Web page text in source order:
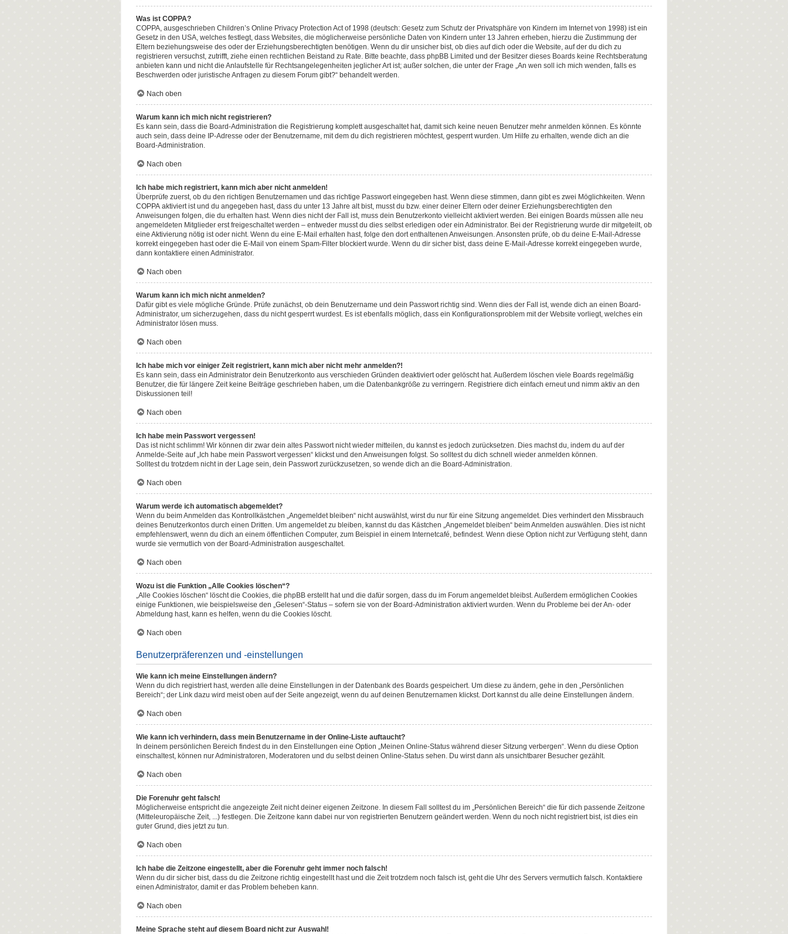
Was ist COPPA?
COPPA, ausgeschrieben Children’s Online Privacy Protection Act of 1998 (deutsch: Gesetz zum Schutz der Privatsphäre von Kindern im Internet von 1998) ist ein
Gesetz in den USA, welches festlegt, dass Websites, die möglicherweise persönliche Daten von Kindern unter 13 Jahren erheben, hierzu die Zustimmung der
Eltern beziehungsweise des oder der Erziehungsberechtigten benötigen. Wenn du dir unsicher bist, ob dies auf dich oder die Website, auf der du dich zu
registrieren versuchst, zutrifft, ziehe einen rechtlichen Beistand zu Rate. Bitte beachte, dass phpBB Limited und der Besitzer dieses Boards keine Rechtsberatung
anbieten kann und nicht die Anlaufstelle für Rechtsangelegenheiten jeglicher Art ist; außer solchen, die unter der Frage „An wen soll ich mich wenden, falls es
Beschwerden oder juristische Anfragen zu diesem Forum gibt?“ behandelt werden.
Nach oben
Warum kann ich mich nicht registrieren?
Es kann sein, dass die Board-Administration die Registrierung komplett ausgeschaltet hat, damit sich keine neuen Benutzer mehr anmelden können. Es könnte
auch sein, dass deine IP-Adresse oder der Benutzername, mit dem du dich registrieren möchtest, gesperrt wurden. Um Hilfe zu erhalten, wende dich an die
Board-Administration.
Nach oben
Ich habe mich registriert, kann mich aber nicht anmelden!
Überprüfe zuerst, ob du den richtigen Benutzernamen und das richtige Passwort eingegeben hast. Wenn diese stimmen, dann gibt es zwei Möglichkeiten. Wenn
COPPA aktiviert ist und du angegeben hast, dass du unter 13 Jahre alt bist, musst du bzw. einer deiner Eltern oder deiner Erziehungsberechtigten den
Anweisungen folgen, die du erhalten hast. Wenn dies nicht der Fall ist, muss dein Benutzerkonto vielleicht aktiviert werden. Bei einigen Boards müssen alle neu
angemeldeten Mitglieder erst freigeschaltet werden – entweder musst du dies selbst erledigen oder ein Administrator. Bei der Registrierung wurde dir mitgeteilt, ob
eine Aktivierung nötig ist oder nicht. Wenn du eine E-Mail erhalten hast, folge den dort enthaltenen Anweisungen. Ansonsten prüfe, ob du deine E-Mail-Adresse
korrekt eingegeben hast oder die E-Mail von einem Spam-Filter blockiert wurde. Wenn du dir sicher bist, dass deine E-Mail-Adresse korrekt eingegeben wurde,
dann kontaktiere einen Administrator.
Nach oben
Warum kann ich mich nicht anmelden?
Dafür gibt es viele mögliche Gründe. Prüfe zunächst, ob dein Benutzername und dein Passwort richtig sind. Wenn dies der Fall ist, wende dich an einen Board-
Administrator, um sicherzugehen, dass du nicht gesperrt wurdest. Es ist ebenfalls möglich, dass ein Konfigurationsproblem mit der Website vorliegt, welches ein
Administrator lösen muss.
Nach oben
Ich habe mich vor einiger Zeit registriert, kann mich aber nicht mehr anmelden?!
Es kann sein, dass ein Administrator dein Benutzerkonto aus verschieden Gründen deaktiviert oder gelöscht hat. Außerdem löschen viele Boards regelmäßig
Benutzer, die für längere Zeit keine Beiträge geschrieben haben, um die Datenbankgröße zu verringern. Registriere dich einfach erneut und nimm aktiv an den
Diskussionen teil!
Nach oben
Ich habe mein Passwort vergessen!
Das ist nicht schlimm! Wir können dir zwar dein altes Passwort nicht wieder mitteilen, du kannst es jedoch zurücksetzen. Dies machst du, indem du auf der
Anmelde-Seite auf „Ich habe mein Passwort vergessen“ klickst und den Anweisungen folgst. So solltest du dich schnell wieder anmelden können.
Solltest du trotzdem nicht in der Lage sein, dein Passwort zurückzusetzen, so wende dich an die Board-Administration.
Nach oben
Warum werde ich automatisch abgemeldet?
Wenn du beim Anmelden das Kontrollkästchen „Angemeldet bleiben“ nicht auswählst, wirst du nur für eine Sitzung angemeldet. Dies verhindert den Missbrauch
deines Benutzerkontos durch einen Dritten. Um angemeldet zu bleiben, kannst du das Kästchen „Angemeldet bleiben“ beim Anmelden auswählen. Dies ist nicht
empfehlenswert, wenn du dich an einem öffentlichen Computer, zum Beispiel in einem Internetcafé, befindest. Wenn diese Option nicht zur Verfügung steht, dann
wurde sie vermutlich von der Board-Administration ausgeschaltet.
Nach oben
Wozu ist die Funktion „Alle Cookies löschen“?
„Alle Cookies löschen“ löscht die Cookies, die phpBB erstellt hat und die dafür sorgen, dass du im Forum angemeldet bleibst. Außerdem ermöglichen Cookies
einige Funktionen, wie beispielsweise den „Gelesen“-Status – sofern sie von der Board-Administration aktiviert wurden. Wenn du Probleme bei der An- oder
Abmeldung hast, kann es helfen, wenn du die Cookies löscht.
Nach oben
Benutzerpräferenzen und -einstellungen
Wie kann ich meine Einstellungen ändern?
Wenn du dich registriert hast, werden alle deine Einstellungen in der Datenbank des Boards gespeichert. Um diese zu ändern, gehe in den „Persönlichen
Bereich“; der Link dazu wird meist oben auf der Seite angezeigt, wenn du auf deinen Benutzernamen klickst. Dort kannst du alle deine Einstellungen ändern.
Nach oben
Wie kann ich verhindern, dass mein Benutzername in der Online-Liste auftaucht?
In deinem persönlichen Bereich findest du in den Einstellungen eine Option „Meinen Online-Status während dieser Sitzung verbergen“. Wenn du diese Option
einschaltest, können nur Administratoren, Moderatoren und du selbst deinen Online-Status sehen. Du wirst dann als unsichtbarer Besucher gezählt.
Nach oben
Die Forenuhr geht falsch!
Möglicherweise entspricht die angezeigte Zeit nicht deiner eigenen Zeitzone. In diesem Fall solltest du im „Persönlichen Bereich“ die für dich passende Zeitzone
(Mitteleuropäische Zeit, ...) festlegen. Die Zeitzone kann dabei nur von registrierten Benutzern geändert werden. Wenn du noch nicht registriert bist, ist dies ein
guter Grund, dies jetzt zu tun.
Nach oben
Ich habe die Zeitzone eingestellt, aber die Forenuhr geht immer noch falsch!
Wenn du dir sicher bist, dass du die Zeitzone richtig eingestellt hast und die Zeit trotzdem noch falsch ist, geht die Uhr des Servers vermutlich falsch. Kontaktiere
einen Administrator, damit er das Problem beheben kann.
Nach oben
Meine Sprache steht auf diesem Board nicht zur Auswahl!